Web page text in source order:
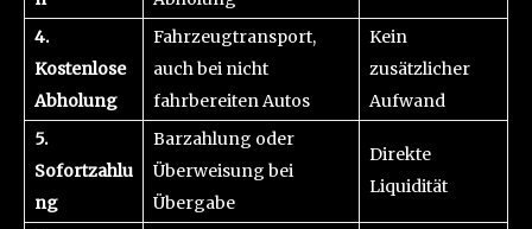
4.
Kostenlose
Abholung
Fahrzeugtransport,
auch bei nicht
fahrbereiten Autos
Kein
zusätzlicher
Aufwand
5.
Sofortzahlu
ng
Barzahlung oder
Überweisung bei
Übergabe
Direkte
Liquidität